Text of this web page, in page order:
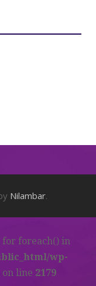
Nilambar.
foreach() in
wp-
on line 2179